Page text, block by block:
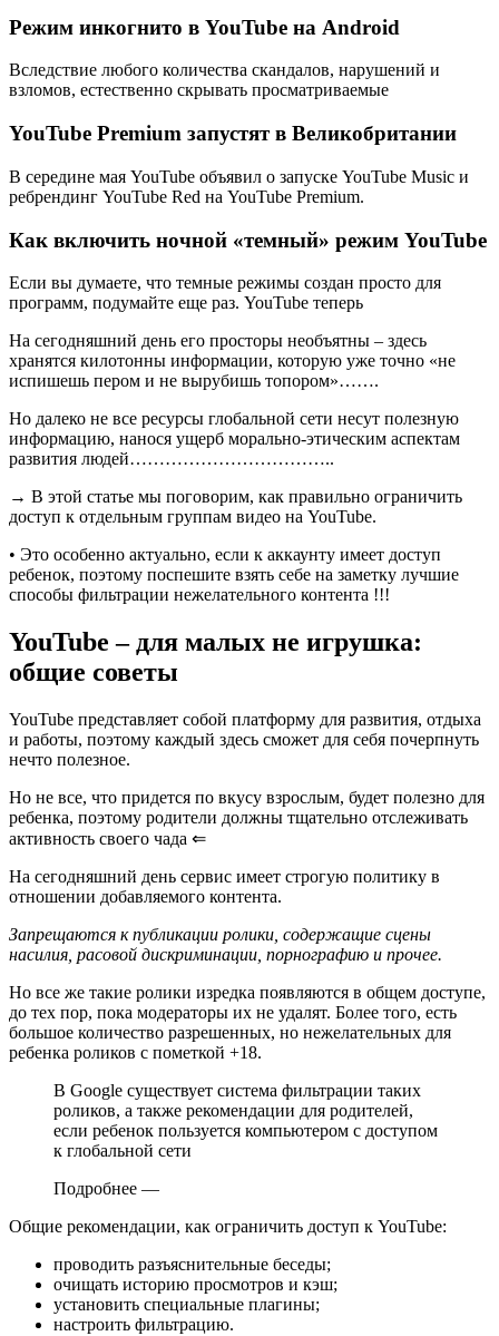
Режим инкогнито в YouTube на Android
Вследствие любого количества скандалов, нарушений и
взломов, естественно скрывать просматриваемые
YouTube Premium запустят в Великобритании
В середине мая YouTube объявил о запуске YouTube Music и
ребрендинг YouTube Red на YouTube Premium.
Как включить ночной «темный» режим YouTube
Если вы думаете, что темные режимы создан просто для
программ, подумайте еще раз. YouTube теперь
На сегодняшний день его просторы необъятны – здесь
хранятся килотонны информации, которую уже точно «не
испишешь пером и не вырубишь топором»…….
Но далеко не все ресурсы глобальной сети несут полезную
информацию, нанося ущерб морально-этическим аспектам
развития людей……………………………..
→ В этой статье мы поговорим, как правильно ограничить
доступ к отдельным группам видео на YouTube.
• Это особенно актуально, если к аккаунту имеет доступ
ребенок, поэтому поспешите взять себе на заметку лучшие
способы фильтрации нежелательного контента !!!
YouTube – для малых не игрушка:
общие советы
YouTube представляет собой платформу для развития, отдыха
и работы, поэтому каждый здесь сможет для себя почерпнуть
нечто полезное.
Но не все, что придется по вкусу взрослым, будет полезно для
ребенка, поэтому родители должны тщательно отслеживать
активность своего чада ⇐
На сегодняшний день сервис имеет строгую политику в
отношении добавляемого контента.
Запрещаются к публикации ролики, содержащие сцены
насилия, расовой дискриминации, порнографию и прочее.
Но все же такие ролики изредка появляются в общем доступе,
до тех пор, пока модераторы их не удалят. Более того, есть
большое количество разрешенных, но нежелательных для
ребенка роликов с пометкой +18.
В Google существует система фильтрации таких
роликов, а также рекомендации для родителей,
если ребенок пользуется компьютером с доступом
к глобальной сети
Подробнее —
Общие рекомендации, как ограничить доступ к YouTube:
проводить разъяснительные беседы;
очищать историю просмотров и кэш;
установить специальные плагины;
настроить фильтрацию.